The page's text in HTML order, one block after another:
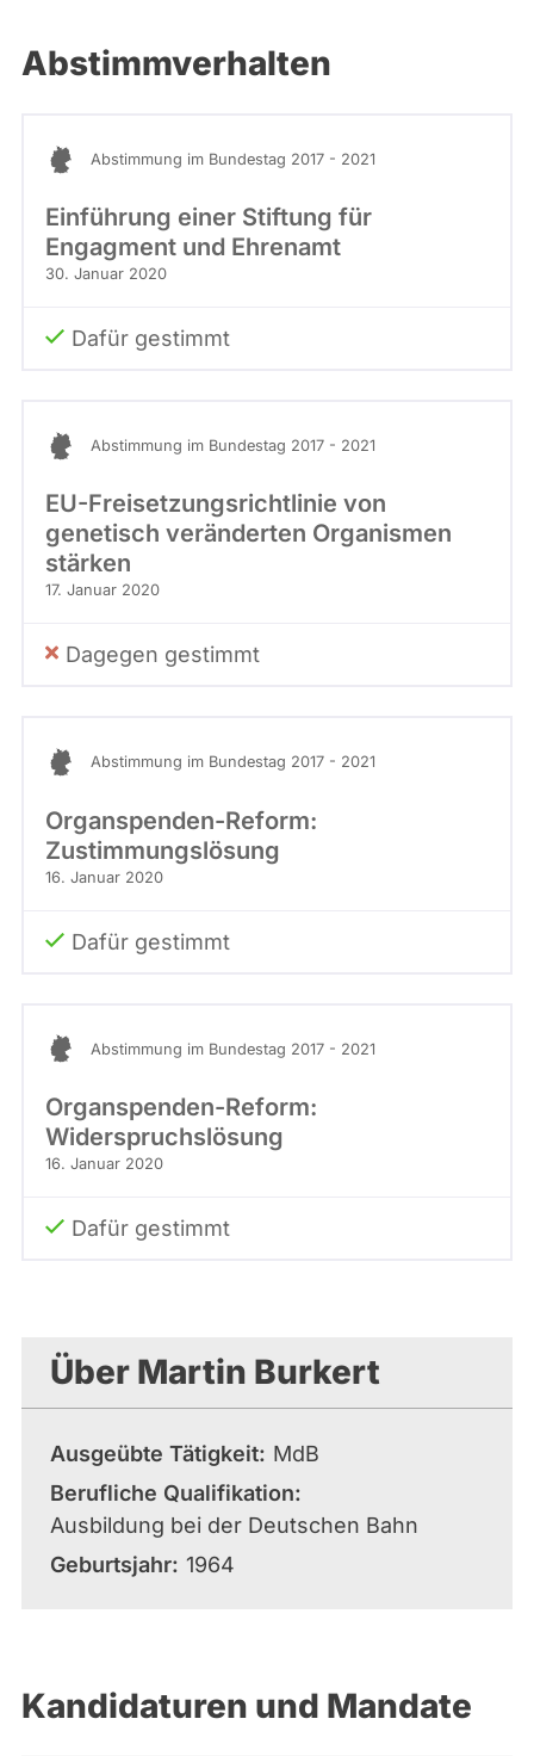
Abstimmverhalten
Abstimmung im Bundestag 2017 - 2021
Einführung einer Stiftung für
Engagment und Ehrenamt
30. Januar 2020
Dafür gestimmt
Abstimmung im Bundestag 2017 - 2021
EU-Freisetzungsrichtlinie von
genetisch veränderten Organismen
stärken
17. Januar 2020
Dagegen gestimmt
Abstimmung im Bundestag 2017 - 2021
Organspenden-Reform:
Zustimmungslösung
16. Januar 2020
Dafür gestimmt
Abstimmung im Bundestag 2017 - 2021
Organspenden-Reform:
Widerspruchslösung
16. Januar 2020
Dafür gestimmt
Über Martin Burkert
Ausgeübte Tätigkeit
MdB
Berufliche Qualifikation
Ausbildung bei der Deutschen Bahn
Geburtsjahr 1964
Kandidaturen und Mandate